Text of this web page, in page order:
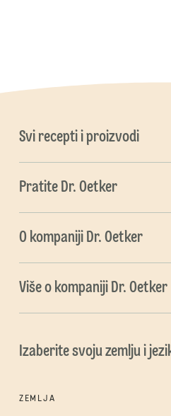
Svi recepti i proizvodi
Pratite Dr. Oetker
O kompaniji Dr. Oetker
Više o kompaniji Dr. Oetker
Izaberite svoju zemlju i
ZEMLJA